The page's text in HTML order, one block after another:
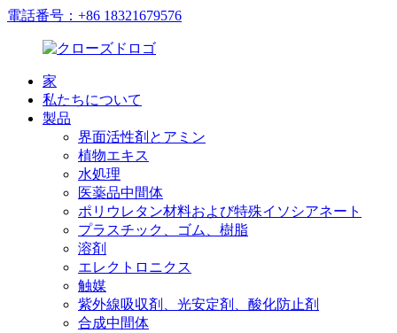
電話番号：+86 18321679576
家
私たちについて
製品
界面活性剤とアミン
植物エキス
水処理
医薬品中間体
ポリウレタン材料および特殊イソシアネート
プラスチック、ゴム、樹脂
溶剤
エレクトロニクス
触媒
紫外線吸収剤、光安定剤、酸化防止剤
合成中間体